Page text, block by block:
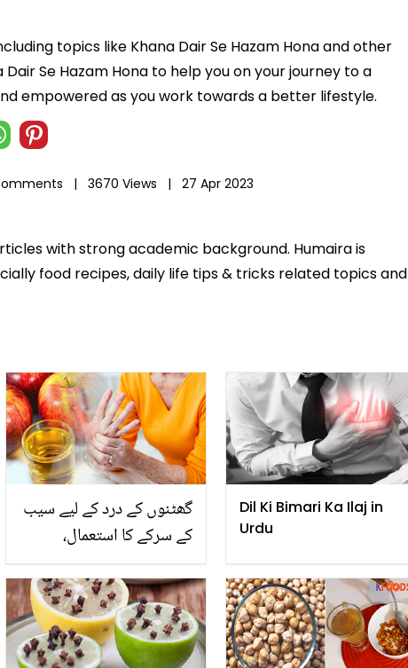
topics like Khana Dair Se Hazam Hona and other
Se Hazam Hona to help you on your journey to a
empowered as you work towards a better lifestyle.
| 3670 Views | 27 Apr 2023
with strong academic background. Humaira is
food recipes, daily life tips & tricks related topics and
گھٹنوں کے درد کے لیے سیب
کے سرکے کا استعمال،
طرح حیرت انگیز طور پر
آپ کی اس مشکل کو دور کر
سکتا ہے
Dil Ki Bimari Ka Ilaj in
Urdu